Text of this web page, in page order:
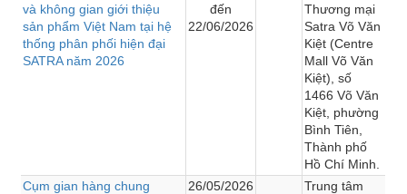
và không gian giới thiệu
sản phẩm Việt Nam tại hệ
thống phân phối hiện đại
SATRA năm 2026
đến
22/06/2026
Thương mại
Satra Võ Văn
Kiệt (Centre
Mall Võ Văn
Kiệt), số
1466 Võ Văn
Kiệt, phường
Bình Tiên,
Thành phố
Hồ Chí Minh.
Cụm gian hàng chung
26/05/2026
Trung tâm